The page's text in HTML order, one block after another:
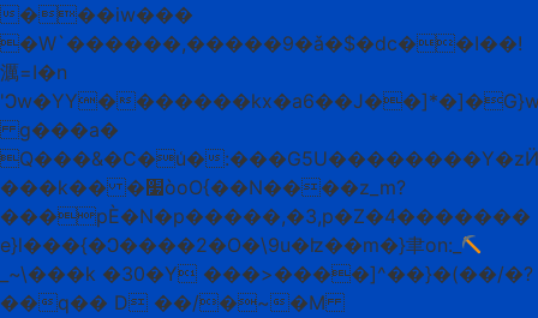
���iw���
�W`������,�����9�ǎ�$�dc��I��!
濿=I�n
'Ͻw�YY�
g���a�
Q���&�C�u͑�
���k�� �׷òoO{��N����z_m?
���pЀ�N�p�����,�3 ,p�Z�4�������
e}l���{�Ͻ����2�O�\9u�ʫ��m�}聿on:_
_~\���k �30�Y ���>����]^��}�(��/�?
��q�� D ��/�~�M